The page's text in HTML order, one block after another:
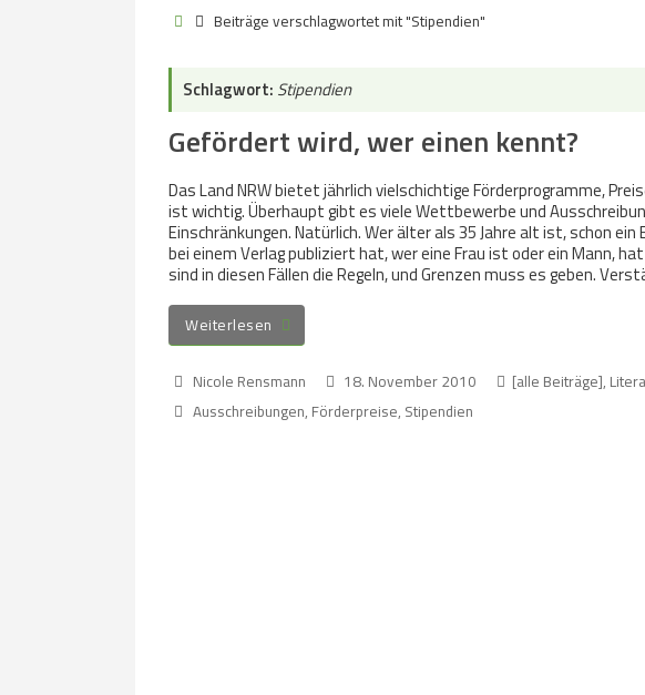
StartBeiträge verschlagwortet mit "Stipendien"
Schlagwort: Stipendien
Gefördert wird, wer einen kennt?
Das Land NRW bietet jährlich vielschichtige Förderprogramme,
ist wichtig. Überhaupt gibt es viele Wettbewerbe und
Einschränkungen. Natürlich. Wer älter als 35 Jahre alt ist, schon
bei einem Verlag publiziert hat, wer eine Frau ist oder ein Mann,
sind in diesen Fällen die Regeln, und Grenzen muss es geben.
Weiterlesen
Nicole Rensmann 18. November 2010 [alle Beiträge],
Ausschreibungen, Förderpreise, Stipendien